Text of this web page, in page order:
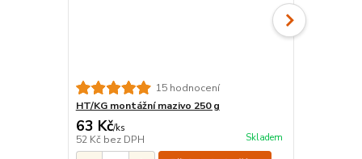
15 hodnocení
HT/KG montážní mazivo 250 g
63 Kč/ks
52 Kč bez DPH Skladem